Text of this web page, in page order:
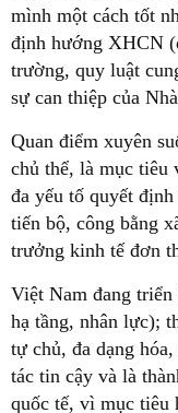
mình một cách tốt
định hướng XHCN
trường, quy luật
sự can thiệp của
Quan điểm xuyên
chủ thể, là mục tiêu
đa yếu tố quyết
tiến bộ, công bằng
trưởng kinh tế đơn
Việt Nam đang
hạ tầng, nhân lực);
tự chủ, đa dạng
tác tin cậy và là
quốc tế, vì mục tiêu